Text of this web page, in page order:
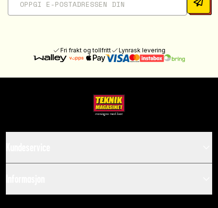
Fri frakt og tollfritt Lynrask levering